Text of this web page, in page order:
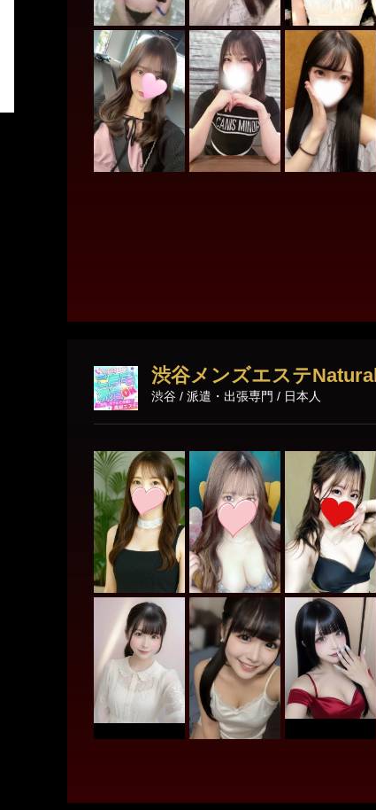
渋谷メンズエステ
渋谷 / 派遣・出張専門 / 日本人
東京その他エリア
東京23区出張